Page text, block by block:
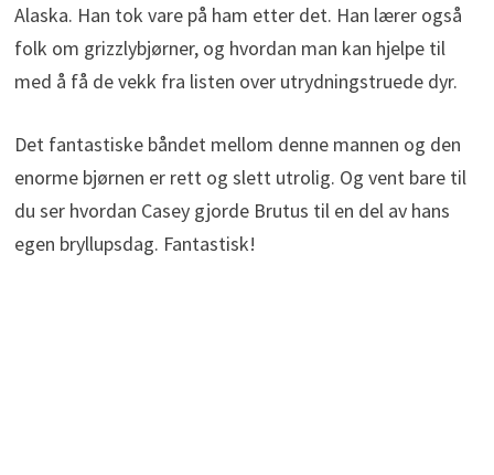
Alaska. Han tok vare på ham etter det. Han lærer også
folk om grizzlybjørner, og hvordan man kan hjelpe til
med å få de vekk fra listen over utrydningstruede dyr.
Det fantastiske båndet mellom denne mannen og den
enorme bjørnen er rett og slett utrolig. Og vent bare til
du ser hvordan Casey gjorde Brutus til en del av hans
egen bryllupsdag. Fantastisk!